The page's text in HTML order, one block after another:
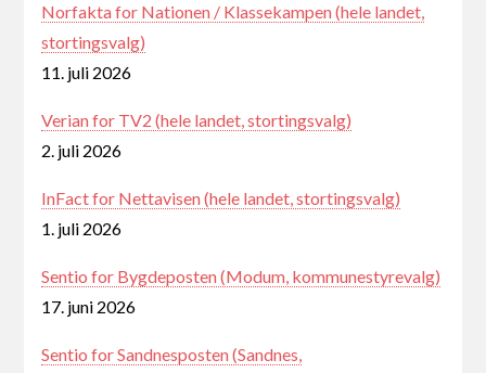
Norfakta for Nationen / Klassekampen (hele landet,
stortingsvalg)
11. juli 2026
Verian for TV2 (hele landet, stortingsvalg)
2. juli 2026
InFact for Nettavisen (hele landet, stortingsvalg)
1. juli 2026
Sentio for Bygdeposten (Modum, kommunestyrevalg)
17. juni 2026
Sentio for Sandnesposten (Sandnes,